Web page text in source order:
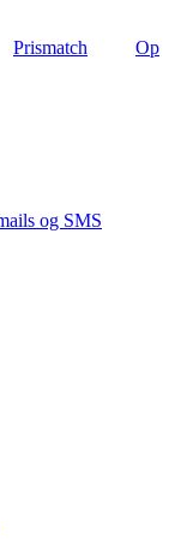
Prismatch
Op
og SMS